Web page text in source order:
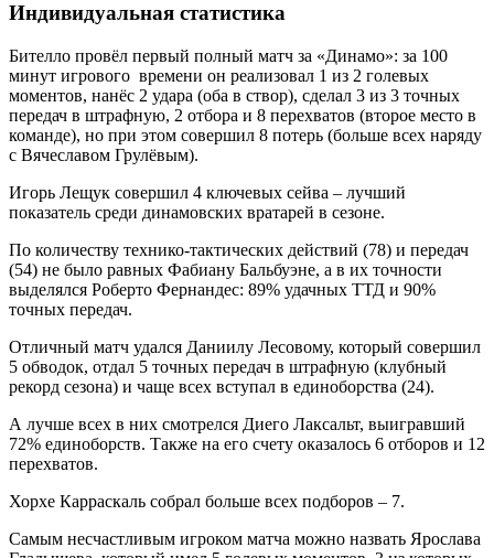
Индивидуальная статистика
Бителло провёл первый полный матч за «Динамо»: за 100
минут игрового времени он реализовал 1 из 2 голевых
моментов, нанёс 2 удара (оба в створ), сделал 3 из 3 точных
передач в штрафную, 2 отбора и 8 перехватов (второе место в
команде), но при этом совершил 8 потерь (больше всех наряду
с Вячеславом Грулёвым).
Игорь Лещук совершил 4 ключевых сейва – лучший
показатель среди динамовских вратарей в сезоне.
По количеству технико-тактических действий (78) и передач
(54) не было равных Фабиану Бальбуэне, а в их точности
выделялся Роберто Фернандес: 89% удачных ТТД и 90%
точных передач.
Отличный матч удался Даниилу Лесовому, который совершил
5 обводок, отдал 5 точных передач в штрафную (клубный
рекорд сезона) и чаще всех вступал в единоборства (24).
А лучше всех в них смотрелся Диего Лаксальт, выигравший
72% единоборств. Также на его счету оказалось 6 отборов и 12
перехватов.
Хорхе Карраскаль собрал больше всех подборов – 7.
Самым несчастливым игроком матча можно назвать Ярослава